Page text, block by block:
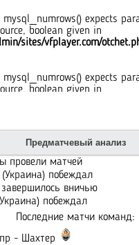
mysql_numrows() expects
boolean given in
sites/vfplayer.com/
mysql_numrows() expects
boolean given in
: mysql_numrows() expects
boolean given in
sites/vfplayer.com/
mysql_numrows() expects
boolean given in
sites/vfplayer.com/
Предматчевый анализ
провели матчей
побеждал
вничью
побеждал
Последние матчи команд:
- Шахтер